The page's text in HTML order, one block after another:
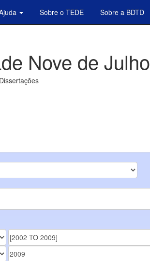
Sobre o TEDE Sobre a BDTD
Nove de Julho